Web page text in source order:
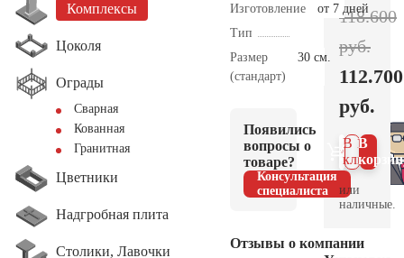
Комплексы
Цоколя
Ограды
Сварная
Кованная
Гранитная
Цветники
Надгробная плита
Столики, Лавочки
Изготовление
от 7 дней
Тип
Размер
(стандарт)
30 см.
Появились
вопросы о
товаре?
Консультация
специалиста
Отзывы о компании
118.600
руб.
112.700
руб.
В
В 1
клик
или
наличные.